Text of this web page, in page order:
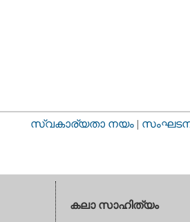
സ്വകാര്യതാ നയം |
കലാ സാഹിത്യം